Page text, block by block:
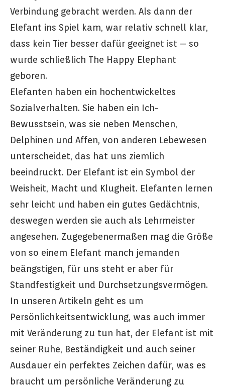
Verbindung gebracht werden. Als dann der
Elefant ins Spiel kam, war relativ schnell klar,
dass kein Tier besser dafür geeignet ist – so
wurde schließlich The Happy Elephant
geboren.
Elefanten haben ein hochentwickeltes
Sozialverhalten. Sie haben ein Ich-
Bewusstsein, was sie neben Menschen,
Delphinen und Affen, von anderen Lebewesen
unterscheidet, das hat uns ziemlich
beeindruckt. Der Elefant ist ein Symbol der
Weisheit, Macht und Klugheit. Elefanten lernen
sehr leicht und haben ein gutes Gedächtnis,
deswegen werden sie auch als Lehrmeister
angesehen. Zugegebenermaßen mag die Größe
von so einem Elefant manch jemanden
beängstigen, für uns steht er aber für
Standfestigkeit und Durchsetzungsvermögen.
In unseren Artikeln geht es um
Persönlichkeitsentwicklung, was auch immer
mit Veränderung zu tun hat, der Elefant ist mit
seiner Ruhe, Beständigkeit und auch seiner
Ausdauer ein perfektes Zeichen dafür, was es
braucht um persönliche Veränderung zu